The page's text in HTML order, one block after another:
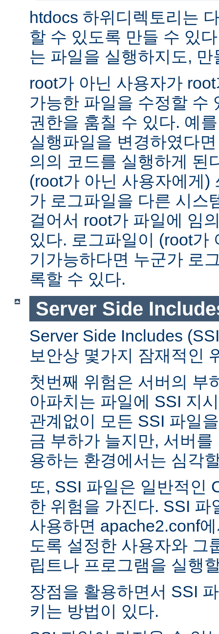
htdocs 하위디렉토리는
할 수 있도록 만들 수 있
는 파일을 실행하지도,
root가 아닌 사용자가
가능한 파일을 수정할 수
권한을 훔칠 수 있다. 예
실행파일을 변경하였다
의의 코드를 실행하게 된
(root가 아닌 사용자에게)
가 로그파일을 다른 시스
걸어서 root가 파일에 임
있다. 로그파일이 (root가
기가능하다면 누군가 로
록할 수 있다.
Server Side
Server Side Includes
보안상 몇가지 잠재적인
첫번째 위험은 서버의 부
아파치는 파일에 SSI 지
관계없이 모든 SSI 파일
금 부하가 늘지만, 서버
용하는 환경에서는 심각
또, SSI 파일은 일반적인
한 위험을 가진다. SSI 파
사용하면 apache2.conf
도록 설정한 사용자와 그
립트나 프로그램을 실행
장점을 활용하면서 SSI
키는 방법이 있다.